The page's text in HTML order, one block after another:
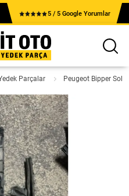
5 / 5 Google Yorumlar
Parçalar Peugeot Bipper Sol